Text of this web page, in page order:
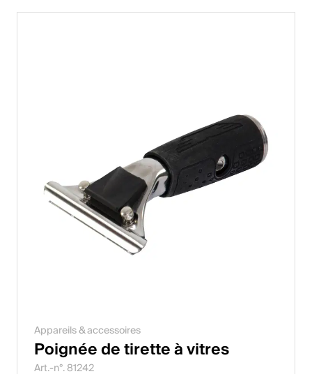
Appareils & accessoires
Poignée de tirette à vitres
Art.-n°. 81242